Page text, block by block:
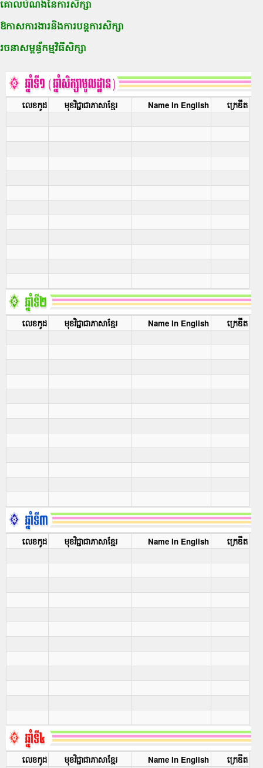
គោលបំណងនៃការសិក្សា
ឱកាសការងារនិងការបន្តការសិក្សា
រចនាសម្ពន្ធ័កម្មវិធីសិក្សា
លេខកូដ មុខវិជ្ជាជាភាសាខ្មែរ Name In English ក្រេឌីត
លេខកូដ មុខវិជ្ជាជាភាសាខ្មែរ Name In English ក្រេឌីត
លេខកូដ មុខវិជ្ជាជាភាសាខ្មែរ Name In English ក្រេឌីត
លេខកូដ មុខវិជ្ជាជាភាសាខ្មែរ Name In English ក្រេឌីត